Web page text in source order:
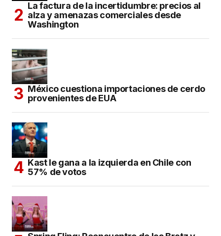
La factura de la incertidumbre: precios al
alza y amenazas comerciales desde
Washington
México cuestiona importaciones de cerdo
provenientes de EUA
Kast le gana a la izquierda en Chile con
57% de votos